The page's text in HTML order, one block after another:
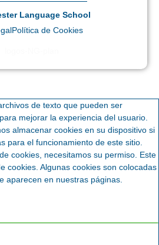
Language School
Política de Cookies
de texto que pueden ser
mejorar la experiencia del usuario.
almacenar cookies en su dispositivo si
para el funcionamiento de este sitio.
cookies, necesitamos su permiso. Este
cookies. Algunas cookies son colocadas
aparecen en nuestras páginas.